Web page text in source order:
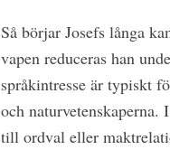
Så börjar Josefs långa
vapen reduceras han
språkintresse är typiskt
och naturvetenskaperna.
till ordval eller